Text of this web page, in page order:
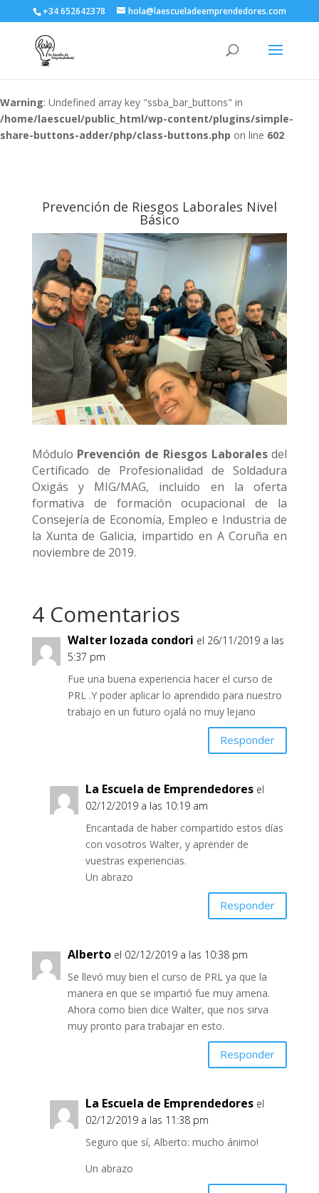
+34 652642378 hola@laescueladeemprendedores.com
Warning: Undefined array key "ssba_bar_buttons" in
/home/laescuel/public_html/wp-content/plugins/simple-
share-buttons-adder/php/class-buttons.php on line 602
Prevención de Riesgos Laborales Nivel
Básico
Módulo Prevención de Riesgos Laboralesdel
Certificado de Profesionalidad de Soldadura
Oxigás y MIG/MAG, incluido en la oferta
formativa de formación ocupacional de la
Consejería de Economía, Empleo e Industria de
la Xunta de Galicia, impartido en A Coruña en
noviembre de 2019.
4 Comentarios
Walter lozada condori el 26/11/2019 a las
5:37 pm
Fue una buena experiencia hacer el curso de
PRL .Y poder aplicar lo aprendido para nuestro
trabajo en un futuro ojalá no muy lejano
Responder
La Escuela de Emprendedores el
02/12/2019 a las 10:19 am
Encantada de haber compartido estos días
con vosotros Walter, y aprender de
vuestras experiencias.
Un abrazo
Responder
Alberto el 02/12/2019 a las 10:38 pm
Se llevó muy bien el curso de PRL ya que la
manera en que se impartió fue muy amena.
Ahora como bien dice Walter, que nos sirva
muy pronto para trabajar en esto.
Responder
La Escuela de Emprendedores el
02/12/2019 a las 11:38 pm
Seguro que sí, Alberto: mucho ánimo!
Un abrazo